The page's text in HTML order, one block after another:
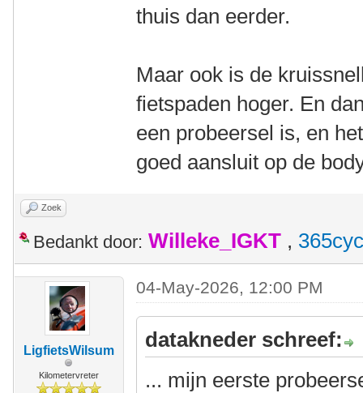
thuis dan eerder.
Maar ook is de
fietspaden hoger. En
een probeersel is, en
goed aansluit op de
Zoek
Bedankt door: Willeke_IGKT ,
LigfietsWilsum
Kilometervreter
04-May-2026, 12:00 PM
datakneder schreef:
... mijn eerste